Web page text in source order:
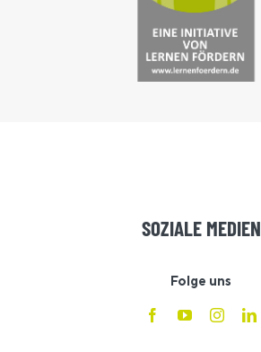
SOZIALE MEDIEN
Folge uns